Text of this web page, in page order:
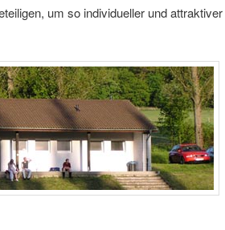
um so individueller und attraktiver